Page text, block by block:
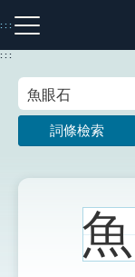
到
主
:::
注音索引圖示
:::
詞條檢索
魚